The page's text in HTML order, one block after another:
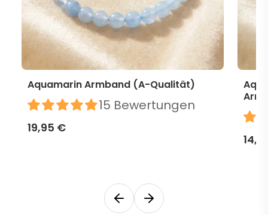
Aquamarin Armband (A-Qualität)
15 Bewertungen
19,95 €